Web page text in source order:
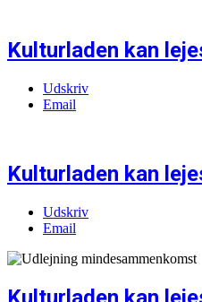
Kulturladen kan
Udskriv
Email
Kulturladen kan
Udskriv
Email